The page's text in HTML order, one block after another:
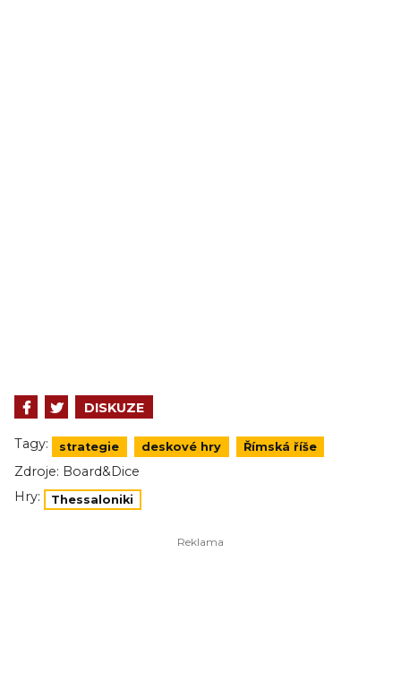
DISKUZE
Tagy: strategie deskové hry Římská říše
Zdroje: Board&Dice
Hry:
Thessaloniki